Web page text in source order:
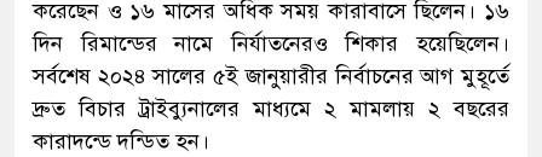
করেছেন ও ১৬ মাসের অধিক সময় কারাবাসে ছিলেন। ১৬
দিন রিমান্ডের নামে নির্যাতনেরও শিকার হয়েছিলেন।
সর্বশেষ ২০২৪ সালের ৫ই জানুয়ারীর নির্বাচনের আগ মুহূর্তে
দ্রুত বিচার ট্রাইব্যুনালের মাধ্যমে ২ মামলায় ২ বছরের
কারাদন্ডে দন্ডিত হন।